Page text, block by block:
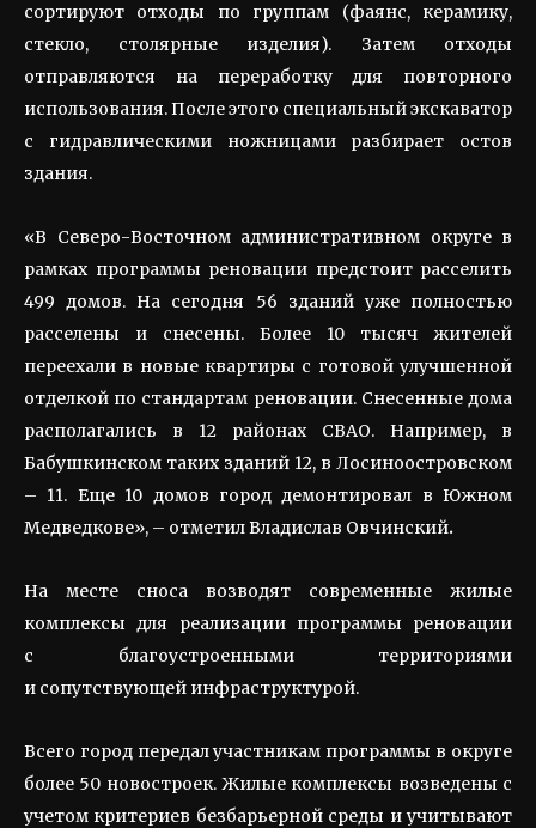
сортируют отходы по группам (фаянс, керамику,
стекло, столярные изделия). Затем отходы
отправляются на переработку для повторного
использования. После этого специальный экскаватор
с гидравлическими ножницами разбирает остов
здания.
«В Северо-Восточном административном округе в
рамках программы реновации предстоит расселить
499 домов. На сегодня 56 зданий уже полностью
расселены и снесены. Более 10 тысяч жителей
переехали в новые квартиры с готовой улучшенной
отделкой по стандартам реновации. Снесенные дома
располагались в 12 районах СВАО. Например, в
Бабушкинском таких зданий 12, в Лосиноостровском
– 11. Еще 10 домов город демонтировал в Южном
Медведкове», – отметил Владислав Овчинский.
На месте сноса возводят современные жилые
комплексы для реализации программы реновации
с благоустроенными территориями
и сопутствующей инфраструктурой.
Всего город передал участникам программы в округе
более 50 новостроек. Жилые комплексы возведены с
учетом критериев безбарьерной среды и учитывают